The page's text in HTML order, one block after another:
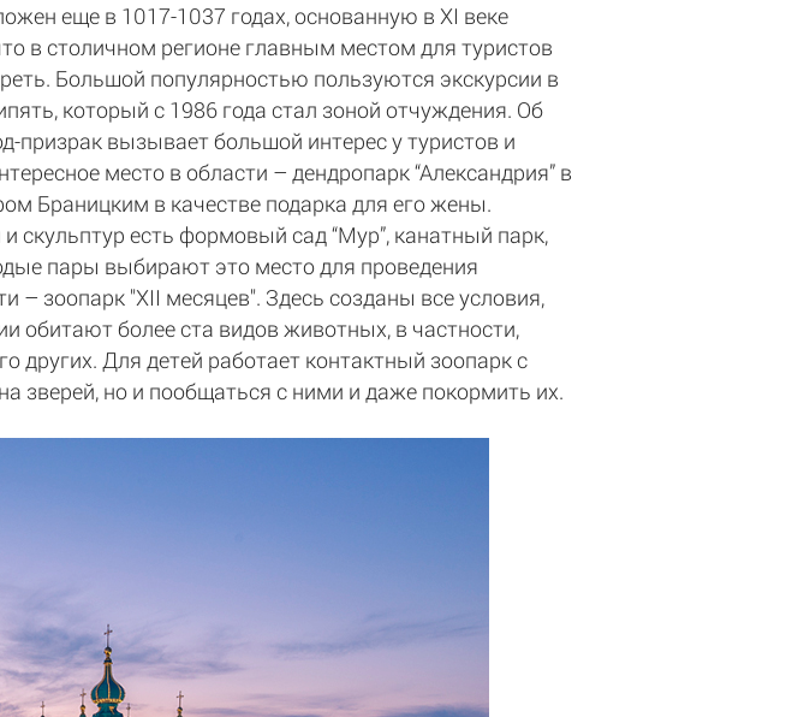
еще в 1017-1037 годах, основанную в XI веке
в столичном регионе главным местом для туристов
Большой популярностью пользуются экскурсии в
который с 1986 года стал зоной отчуждения. Об
призрак вызывает большой интерес у туристов и
место в области – дендропарк “Александрия” в
Браницким в качестве подарка для его жены.
скульптур есть формовый сад “Мур”, канатный парк,
пары выбирают это место для проведения
– зоопарк "ХII месяцев". Здесь созданы все условия,
обитают более ста видов животных, в частности,
других. Для детей работает контактный зоопарк с
но и пообщаться с ними и даже покормить их.